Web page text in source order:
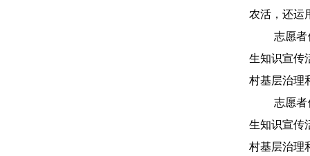
农活，还运
志愿
生知识宣传
村基层治理
志愿
生知识宣传
村基层治理